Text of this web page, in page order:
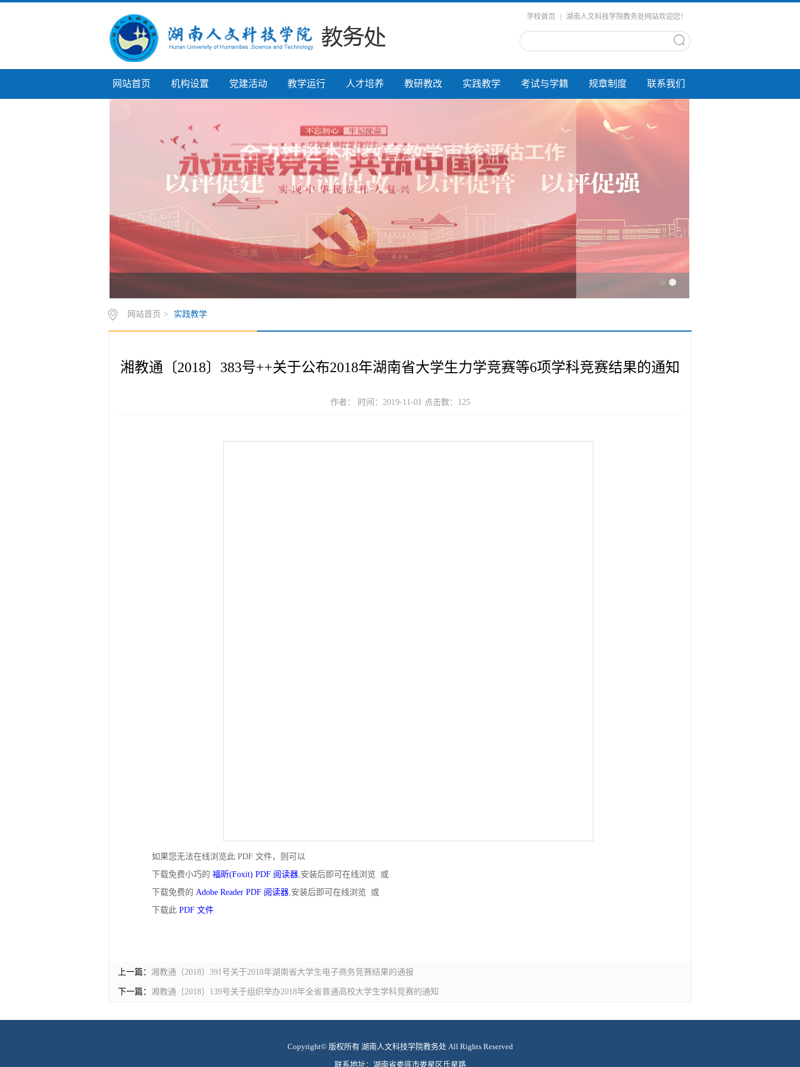
学校首页 湖南人文科技学院教务处网站欢迎您！
网站首页 机构设置 党建活动 教学运行 人才培养 教研教改 实践教学 考试与学籍 规章制度 联系我们
网站首页 > 实践教学
湘教通〔2018〕383号++关于公布2018年湖南省大学生力学竞赛等6项学科竞赛结果的通知
作者： 时间：2019-11-01 点击数： 125
如果您无法在线浏览此 PDF 文件，则可以
下载免费小巧的 福昕(Foxit) PDF 阅读器,安装后即可在线浏览 或
下载免费的 Adobe Reader PDF 阅读器,安装后即可在线浏览 或
下载此 PDF 文件
上一篇： 湘教通〔2018〕391号关于2018年湖南省大学生电子商务竞赛结果的通报
下一篇： 湘教通〔2018〕139号关于组织举办2018年全省普通高校大学生学科竞赛的通知
Copyright© 版权所有 湖南人文科技学院教务处 All Rights Reserved
联系地址：湖南省娄底市娄星区氐星路